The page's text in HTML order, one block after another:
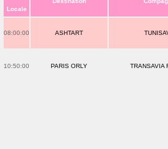
Locale
08:00:00 ASHTART
10:50:00 PARIS ORLY TRANSAVIA